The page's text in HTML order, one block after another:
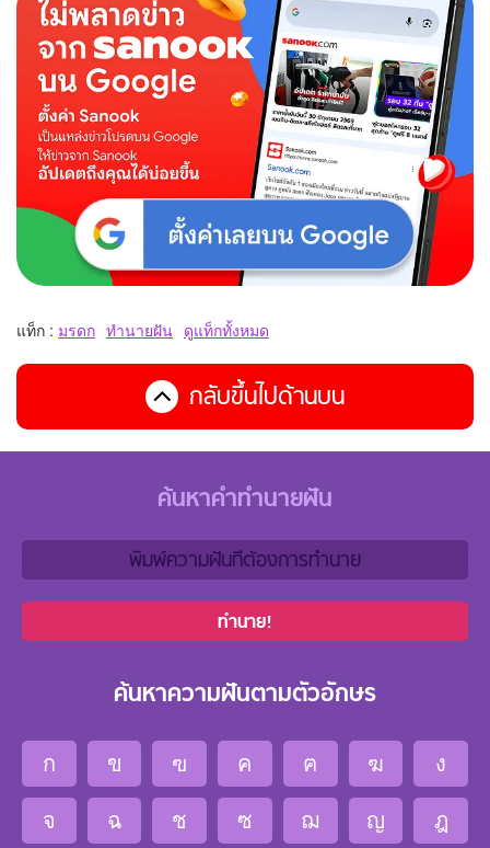
แท็ก : มรดก ทำนายฝัน ดูแท็กทั้งหมด
กลับขึ้นไปด้านบน
ค้นหาคำทำนายฝัน
ทำนาย!
ค้นหาความฝันตามตัวอักษร
ก ข ฃ ค ฅ ฆ
ง
จ
ฉ ช ซ ฌ ญ
ฎ